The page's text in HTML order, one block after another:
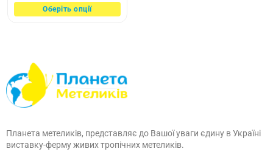
Оберіть опції
Планета метеликів, представляє до Вашої уваги єдину в Україні
виставку-ферму живих тропічних метеликів.